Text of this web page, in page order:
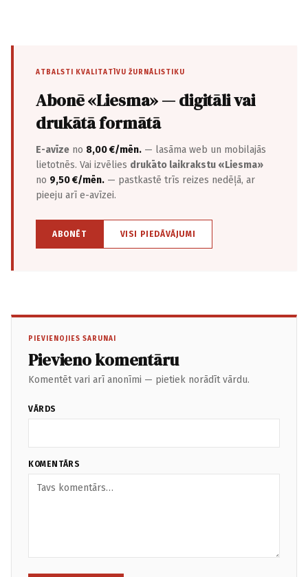
ATBALSTI KVALITATĪVU ŽURNĀLISTIKU
Abonē «Liesma» — digitāli vai
drukātā formātā
E-avīze no 8,00 €/mēn. — lasāma web un mobilajās
lietotnēs. Vai izvēlies drukāto laikrakstu «Liesma»
no 9,50 €/mēn. — pastkastē trīs reizes nedēļā, ar
pieeju arī e-avīzei.
ABONĒT VISI PIEDĀVĀJUMI
PIEVIENOJIES SARUNAI
Pievieno komentāru
Komentēt vari arī anonīmi — pietiek norādīt vārdu.
VĀRDS
KOMENTĀRS